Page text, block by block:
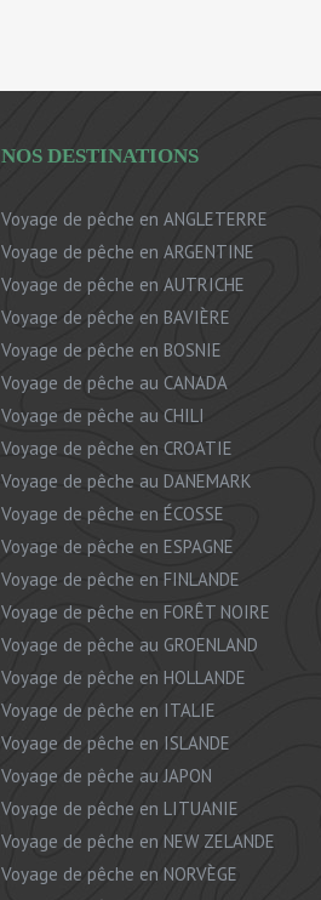
NOS DESTINATIONS
Voyage de pêche en ANGLETERRE
Voyage de pêche en ARGENTINE
Voyage de pêche en AUTRICHE
Voyage de pêche en BAVIÈRE
Voyage de pêche en BOSNIE
Voyage de pêche au CANADA
Voyage de pêche au CHILI
Voyage de pêche en CROATIE
Voyage de pêche au DANEMARK
Voyage de pêche en ÉCOSSE
Voyage de pêche en ESPAGNE
Voyage de pêche en FINLANDE
Voyage de pêche en FORÊT NOIRE
Voyage de pêche au GROENLAND
Voyage de pêche en HOLLANDE
Voyage de pêche en ITALIE
Voyage de pêche en ISLANDE
Voyage de pêche au JAPON
Voyage de pêche en LITUANIE
Voyage de pêche en NEW ZELANDE
Voyage de pêche en NORVÈGE